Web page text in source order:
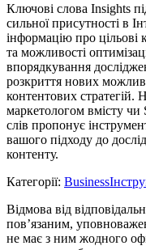
Ключові слова Insights
сильної присутності в
інформацію про цільові
та можливості
впорядкування
розкриття нових
контентових стратегій.
маркетологом вмісту
слів пропонує
вашого підходу до
контенту.
Категорії: Business
Відмова від
пов’язаним,
не має з ним жодного